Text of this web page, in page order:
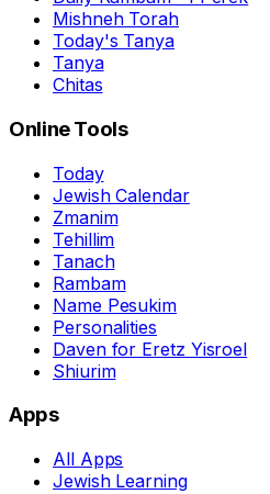
Mishneh Torah
Today's Tanya
Tanya
Chitas
Online Tools
Today
Jewish Calendar
Zmanim
Tehillim
Tanach
Rambam
Name Pesukim
Personalities
Daven for Eretz Yisroel
Shiurim
Apps
All Apps
Jewish Learning